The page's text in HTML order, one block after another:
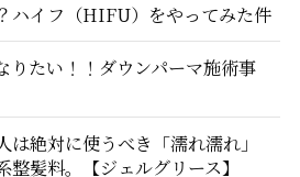
ハイフ（HIFU）をやってみた件
りたい！！ダウンパーマ施術事
絶対に使うべき「濡れ濡れ」
髪料。【ジェルグリース】